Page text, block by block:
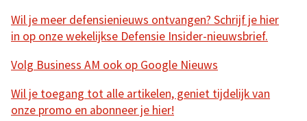
Wil je meer defensienieuws ontvangen? Schrijf je hier
in op onze wekelijkse Defensie Insider-nieuwsbrief.
Volg Business AM ook op Google Nieuws
Wil je toegang tot alle artikelen, geniet tijdelijk van
onze promo en abonneer je hier!